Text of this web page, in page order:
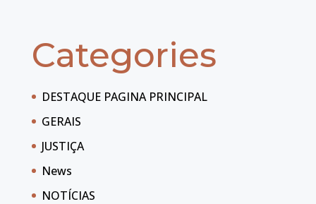
Categories
DESTAQUE PAGINA PRINCIPAL
GERAIS
JUSTIÇA
News
NOTÍCIAS